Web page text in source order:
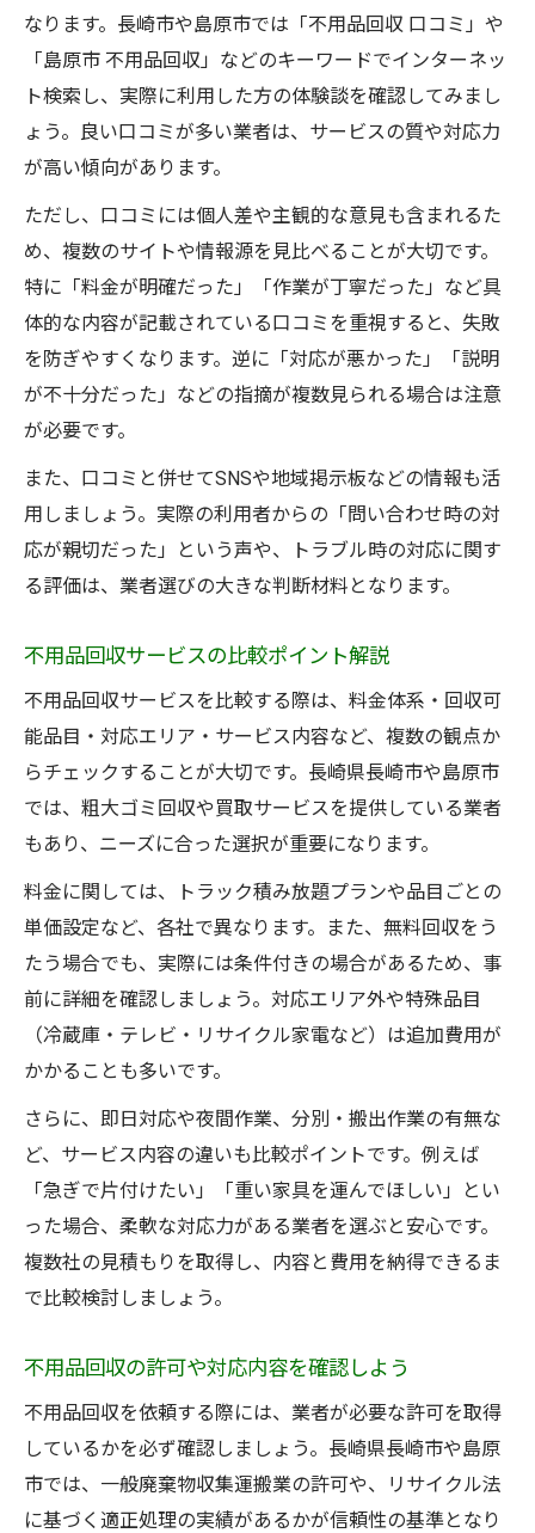
なります。長崎市や島原市では「不用品回収 口コミ」や
「島原市 不用品回収」などのキーワードでインターネッ
ト検索し、実際に利用した方の体験談を確認してみまし
ょう。良い口コミが多い業者は、サービスの質や対応力
が高い傾向があります。
ただし、口コミには個人差や主観的な意見も含まれるた
め、複数のサイトや情報源を見比べることが大切です。
特に「料金が明確だった」「作業が丁寧だった」など具
体的な内容が記載されている口コミを重視すると、失敗
を防ぎやすくなります。逆に「対応が悪かった」「説明
が不十分だった」などの指摘が複数見られる場合は注意
が必要です。
また、口コミと併せてSNSや地域掲示板などの情報も活
用しましょう。実際の利用者からの「問い合わせ時の対
応が親切だった」という声や、トラブル時の対応に関す
る評価は、業者選びの大きな判断材料となります。
不用品回収サービスの比較ポイント解説
不用品回収サービスを比較する際は、料金体系・回収可
能品目・対応エリア・サービス内容など、複数の観点か
らチェックすることが大切です。長崎県長崎市や島原市
では、粗大ゴミ回収や買取サービスを提供している業者
もあり、ニーズに合った選択が重要になります。
料金に関しては、トラック積み放題プランや品目ごとの
単価設定など、各社で異なります。また、無料回収をう
たう場合でも、実際には条件付きの場合があるため、事
前に詳細を確認しましょう。対応エリア外や特殊品目
（冷蔵庫・テレビ・リサイクル家電など）は追加費用が
かかることも多いです。
さらに、即日対応や夜間作業、分別・搬出作業の有無な
ど、サービス内容の違いも比較ポイントです。例えば
「急ぎで片付けたい」「重い家具を運んでほしい」とい
った場合、柔軟な対応力がある業者を選ぶと安心です。
複数社の見積もりを取得し、内容と費用を納得できるま
で比較検討しましょう。
不用品回収の許可や対応内容を確認しよう
不用品回収を依頼する際には、業者が必要な許可を取得
しているかを必ず確認しましょう。長崎県長崎市や島原
市では、一般廃棄物収集運搬業の許可や、リサイクル法
に基づく適正処理の実績があるかが信頼性の基準となり